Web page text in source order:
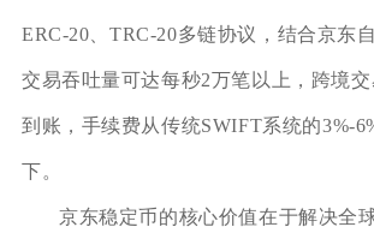
ERC-20、TRC-20多链协议，结合京东
交易吞吐量可达每秒2万笔以上，跨境
到账，手续费从传统SWIFT系统的3%-
下。
京东稳定币的核心价值在于解决全